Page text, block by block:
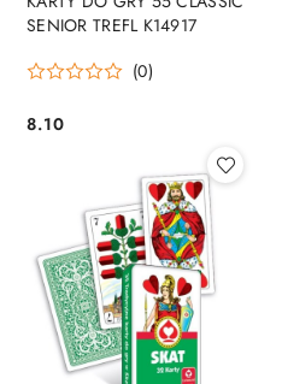
SENIOR TREFL K14917
(0)
Cena:
8.10